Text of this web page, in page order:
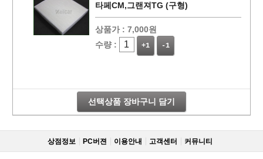
페이코 라이
구매
타페CM,그랜져TG (구형)
상품가 : 7,000원
수량 :
+1 -1
선택상품 장바구니 담기
상점정보 PC버젼 이용안내 고객센터 커뮤니티